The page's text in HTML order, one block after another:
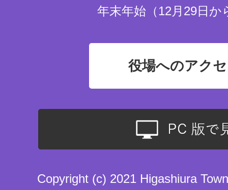
年末年始（12月29日か
役場へのアク
Copyright (c) 2021 Higashiura